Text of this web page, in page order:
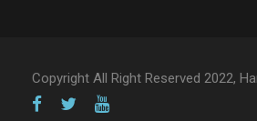
Copyright All Right Reserved 2022,